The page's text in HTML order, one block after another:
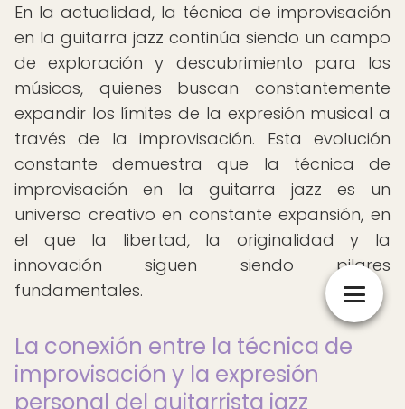
En la actualidad, la técnica de improvisación
en la guitarra jazz continúa siendo un campo
de exploración y descubrimiento para los
músicos, quienes buscan constantemente
expandir los límites de la expresión musical a
través de la improvisación. Esta evolución
constante demuestra que la técnica de
improvisación en la guitarra jazz es un
universo creativo en constante expansión, en
el que la libertad, la originalidad y la
innovación siguen siendo pilares
fundamentales.
La conexión entre la técnica de
improvisación y la expresión
personal del guitarrista jazz